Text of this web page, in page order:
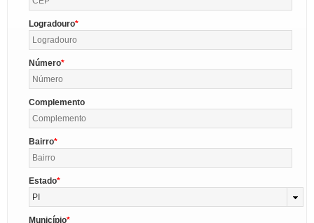
Logradouro
Número
Complemento
Bairro
Estado
PI
Município